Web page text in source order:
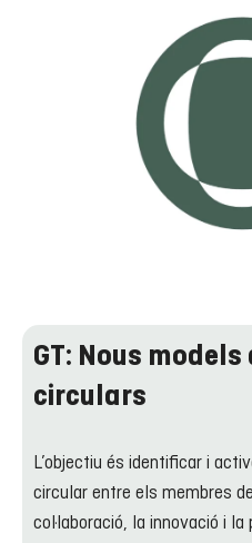
GT: Nous models
circulars
L’objectiu és identificar i
circular entre els membres
col·laboració, la innovació i